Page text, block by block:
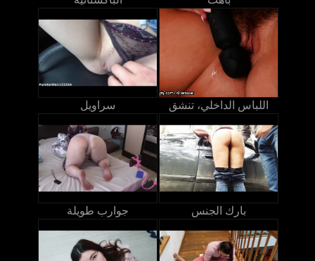
سراويل اللباس الداخلي، تنشق
جوارب طويلة بارك الجنس